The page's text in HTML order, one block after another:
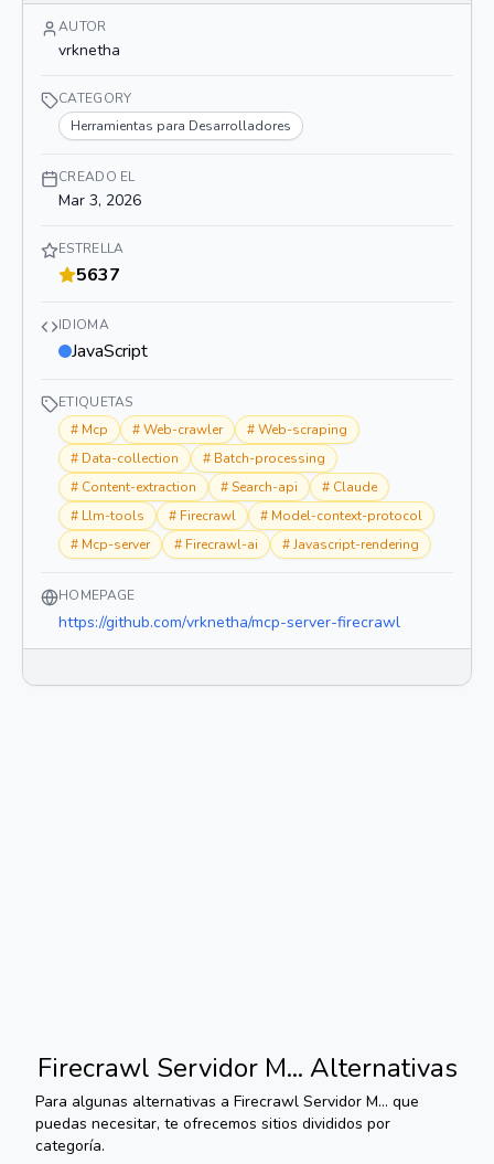
AUTOR
vrknetha
CATEGORY
Herramientas para Desarrolladores
CREADO EL
Mar 3, 2026
ESTRELLA
5637
IDIOMA
JavaScript
ETIQUETAS
# Mcp #Web-crawler #Web-scraping
# Data-collection # Batch-processing
# Content-extraction #Search-api # Claude
# Llm-tools # Firecrawl # Model-context-protocol
# Mcp-server # Firecrawl-ai #Javascript-rendering
HOMEPAGE
https://github.com/vrknetha/mcp-server-firecrawl
Firecrawl Servidor M... Alternativas
Para algunas alternativas a Firecrawl Servidor M... que
puedas necesitar, te ofrecemos sitios divididos por
categoría.